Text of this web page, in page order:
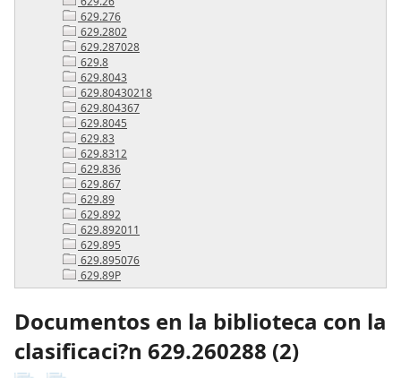
629.276
629.2802
629.287028
629.8
629.8043
629.80430218
629.804367
629.8045
629.83
629.8312
629.836
629.867
629.89
629.892
629.892011
629.895
629.895076
629.89P
Documentos en la biblioteca con la
clasificaci?n 629.260288 (2)